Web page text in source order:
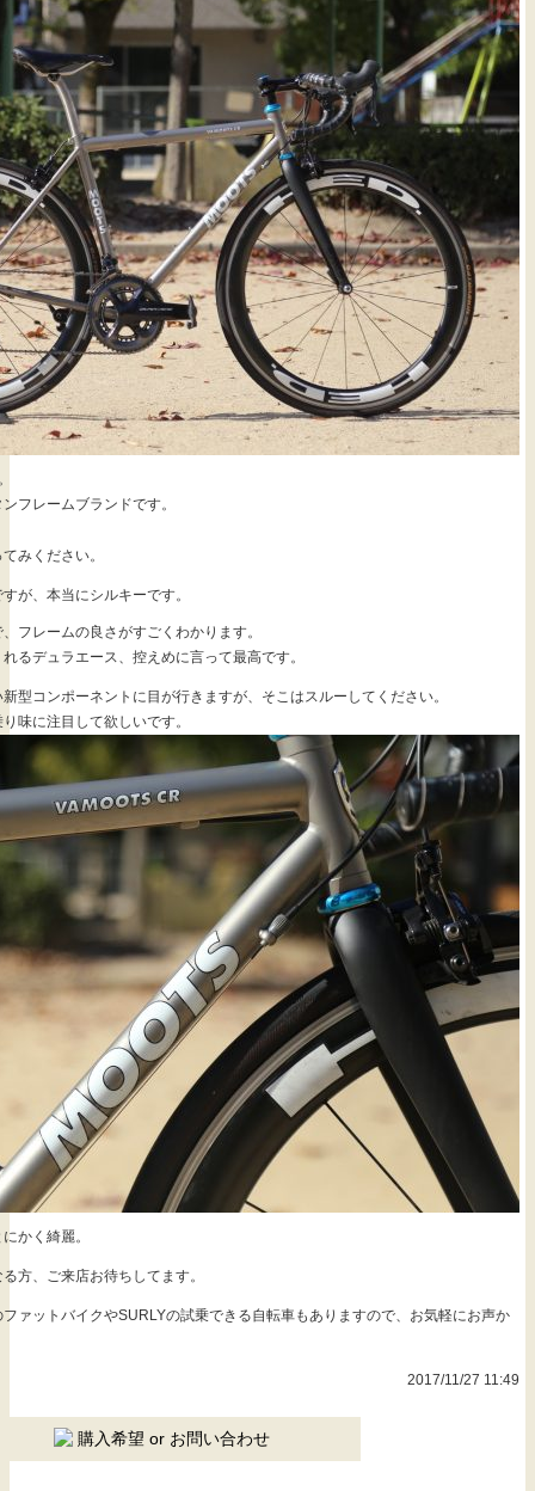
フレームブランドです。
みください。
が、本当にシルキーです。
フレームの良さがすごくわかります。
るデュラエース、控えめに言って最高です。
型コンポーネントに目が行きますが、そこはスルーしてください。
味に注目して欲しいです。
かく綺麗。
方、ご来店お待ちしてます。
ァットバイクやSURLYの試乗できる自転車もありますので、お気軽にお声か
2017/11/27 11:49
購入希望 or お問い合わせ